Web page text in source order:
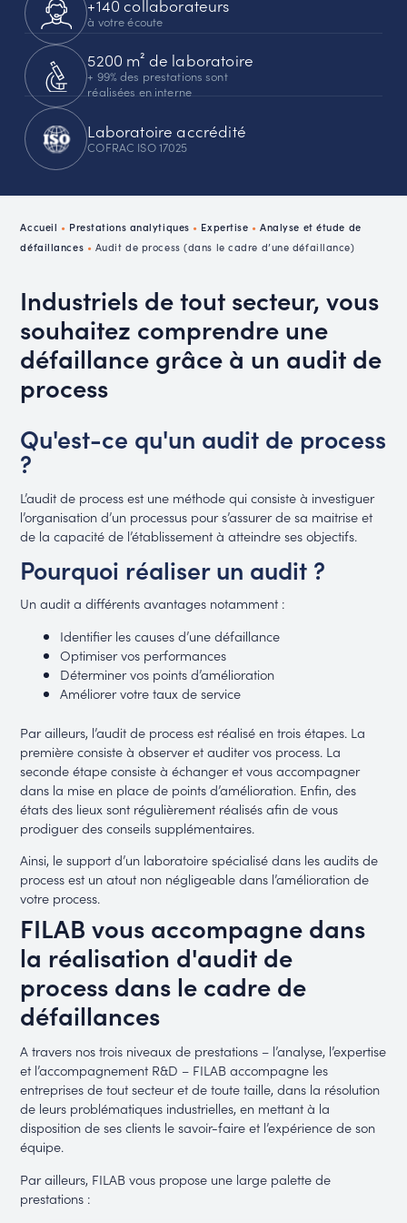
+140 collaborateurs
à votre écoute
5200 m² de laboratoire
+ 99% des prestations sont
réalisées en interne
Laboratoire accrédité
COFRAC ISO 17025
Accueil • Prestations analytiques • Expertise •Analyse et étude de
défaillances • Audit de process (dans le cadre d’une défaillance)
Industriels de tout secteur, vous
souhaitez comprendre une
défaillance grâce à un audit de
process
Qu'est-ce qu'un audit de process
?
L’audit de process est une méthode qui consiste à investiguer
l’organisation d’un processus pour s’assurer de sa maitrise et
de la capacité de l’établissement à atteindre ses objectifs.
Pourquoi réaliser un audit ?
Un audit a différents avantages notamment :
Identifier les causes d’une défaillance
Optimiser vos performances
Déterminer vos points d’amélioration
Améliorer votre taux de service
Par ailleurs, l’audit de process est réalisé en trois étapes. La
première consiste à observer et auditer vos process. La
seconde étape consiste à échanger et vous accompagner
dans la mise en place de points d’amélioration. Enfin, des
états des lieux sont régulièrement réalisés afin de vous
prodiguer des conseils supplémentaires.
Ainsi, le support d’un laboratoire spécialisé dans les audits de
process est un atout non négligeable dans l’amélioration de
votre process.
FILAB vous accompagne dans
la réalisation d'audit de
process dans le cadre de
défaillances
A travers nos trois niveaux de prestations – l’analyse, l’expertise
et l’accompagnement R&D – FILAB accompagne les
entreprises de tout secteur et de toute taille, dans la résolution
de leurs problématiques industrielles, en mettant à la
disposition de ses clients le savoir-faire et l’expérience de son
équipe.
Par ailleurs, FILAB vous propose une large palette de
prestations :